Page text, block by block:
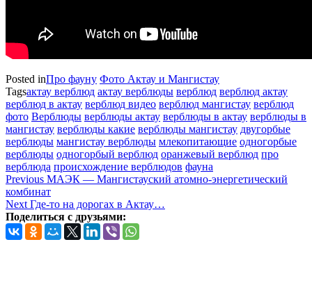
Posted inПро фауну Фото Актау и Мангистау
Tagsактау верблюд актау верблюды верблюд верблюд актау
верблюд в актау верблюд видео верблюд мангистау верблюд
фото Верблюды верблюды актау верблюды в актау верблюды в
мангистау верблюды какие верблюды мангистау двугорбые
верблюды мангистау верблюды млекопитающие одногорбые
верблюды одногорбый верблюд оранжевый верблюд про
верблюда происхождение верблюдов фауна
Навигация
по
записям
Previous
Post
Previous МАЭК — Мангистауский атомно-энергетический
комбинат
Next
Post
Next Где-то на дорогах в Актау…
Поделиться с друзьями: